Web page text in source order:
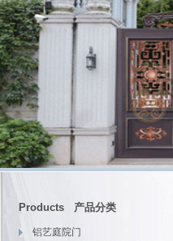
Products 产品分类
铝艺庭院门